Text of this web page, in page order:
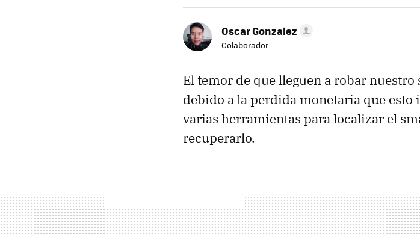
Oscar Gonzalez
Colaborador
El temor de que lleguen a robar
debido a la perdida monetaria que
varias herramientas para localizar el
recuperarlo.